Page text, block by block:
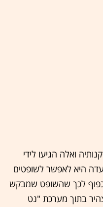
ואלה הגיעו לידי
היא לאפשר לשופטים
לכך שהשופט שמבקש
בתוך מערכת "נט